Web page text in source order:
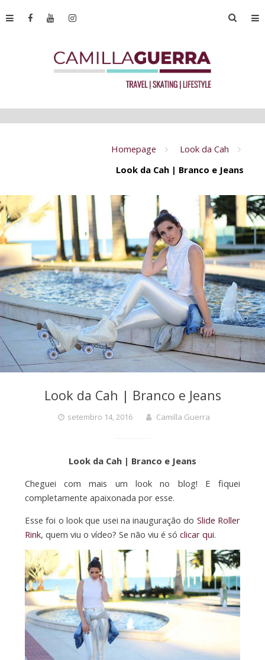
Homepage
Look da Cah
Look da Cah | Branco e Jeans
Look da Cah | Branco e Jeans
setembro 14, 2016 Camilla Guerra
Look da Cah | Branco e Jeans
Cheguei com mais um look no blog! E fiquei
completamente apaixonada por esse.
Esse foi o look que usei na inauguração do Slide Roller
Rink, quem viu o vídeo? Se não viu é só clicar qui.